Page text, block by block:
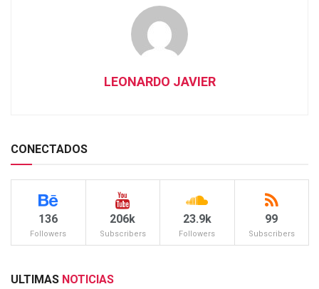
LEONARDO JAVIER
CONECTADOS
136
Followers
206k
Subscribers
23.9k
Followers
99
Subscribers
ULTIMAS NOTICIAS